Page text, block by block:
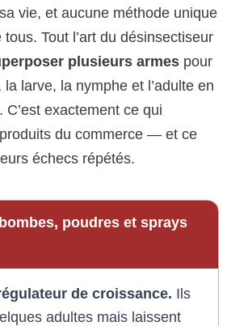
vie, et aucune méthode unique
Tout l’art du désinsectiseur
plusieurs armes pour
larve, la nymphe et l’adulte en
C’est exactement ce qui
du commerce — et ce
échecs répétés.
poudres et sprays
de croissance. Ils
adultes mais laissent